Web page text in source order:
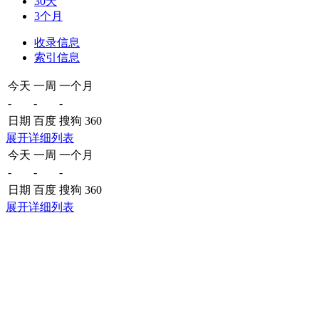
3个月
收录信息
索引信息
今天 一周 一个月
-
-
-
日期 百度 搜狗 360
展开详细列表
今天 一周 一个月
-
-
-
日期 百度 搜狗 360
展开详细列表